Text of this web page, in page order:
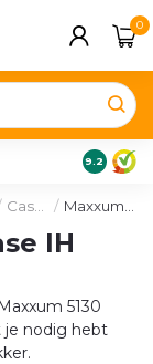
0
9.2
Case IH /
IH
5130
je nodig hebt